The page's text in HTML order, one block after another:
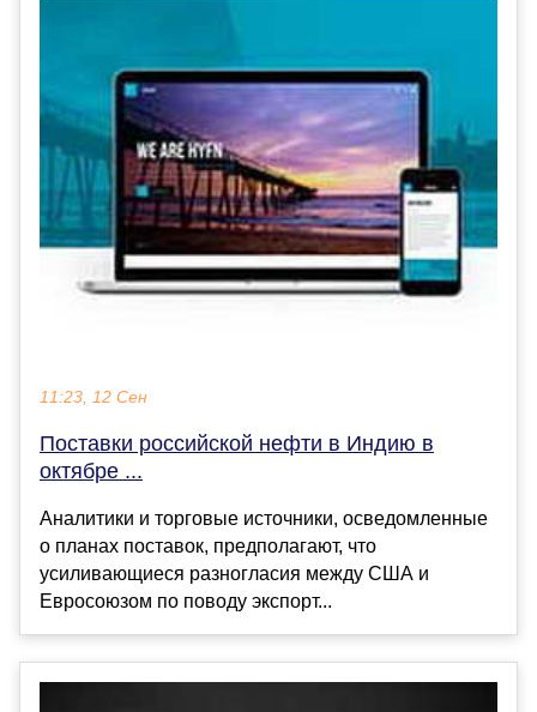
11:23, 12 Сен
Поставки российской нефти в Индию в
октябре ...
Аналитики и торговые источники, осведомленные
о планах поставок, предполагают, что
усиливающиеся разногласия между США и
Евросоюзом по поводу экспорт...